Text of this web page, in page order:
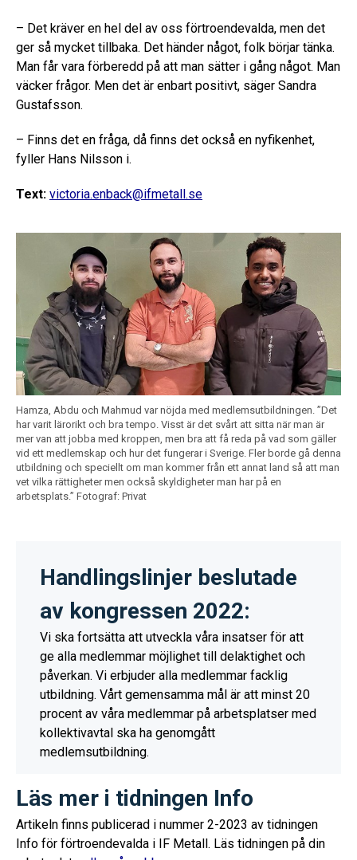
– Det kräver en hel del av oss förtroendevalda, men det
ger så mycket tillbaka. Det händer något, folk börjar tänka.
Man får vara förberedd på att man sätter i gång något. Man
väcker frågor. Men det är enbart positivt, säger Sandra
Gustafsson.
– Finns det en fråga, då finns det också en nyfikenhet,
fyller Hans Nilsson i.
Text: victoria.enback@ifmetall.se
Hamza, Abdu och Mahmud var nöjda med medlemsutbildningen. ”Det
har varit lärorikt och bra tempo. Visst är det svårt att sitta när man är
mer van att jobba med kroppen, men bra att få reda på vad som gäller
vid ett medlemskap och hur det fungerar i Sverige. Fler borde gå denna
utbildning och speciellt om man kommer från ett annat land så att man
vet vilka rättigheter men också skyldigheter man har på en
arbetsplats.” Fotograf: Privat
Handlingslinjer beslutade
av kongressen 2022:
Vi ska fortsätta att utveckla våra insatser för att
ge alla medlemmar möjlighet till delaktighet och
påverkan. Vi erbjuder alla medlemmar facklig
utbildning. Vårt gemensamma mål är att minst 20
procent av våra medlemmar på arbetsplatser med
kollektivavtal ska ha genomgått
medlemsutbildning.
Läs mer i tidningen Info
Artikeln finns publicerad i nummer 2-2023 av tidningen
Info för förtroendevalda i IF Metall. Läs tidningen på din